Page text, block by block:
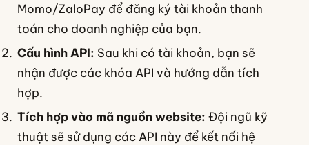
Momo/ZaloPay để đăng ký tài khoản thanh
toán cho doanh nghiệp của bạn.
Cấu hình API: Sau khi có tài khoản, bạn sẽ
nhận được các khóa API và hướng dẫn tích
hợp.
Tích hợp vào mã nguồn website: Đội ngũ kỹ
thuật sẽ sử dụng các API này để kết nối hệ